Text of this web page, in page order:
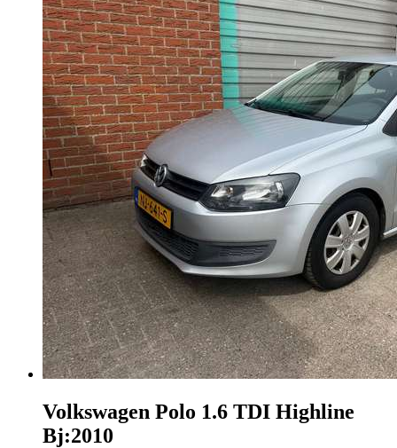
Volkswagen Polo 1.6 TDI Highline
Bj:2010